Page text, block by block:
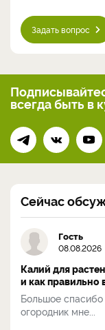
Задать вопрос
всегдабыть в
Сейчас
Гость
08.08.2026
Калий для
и как правильно
Большое
огородник мне...